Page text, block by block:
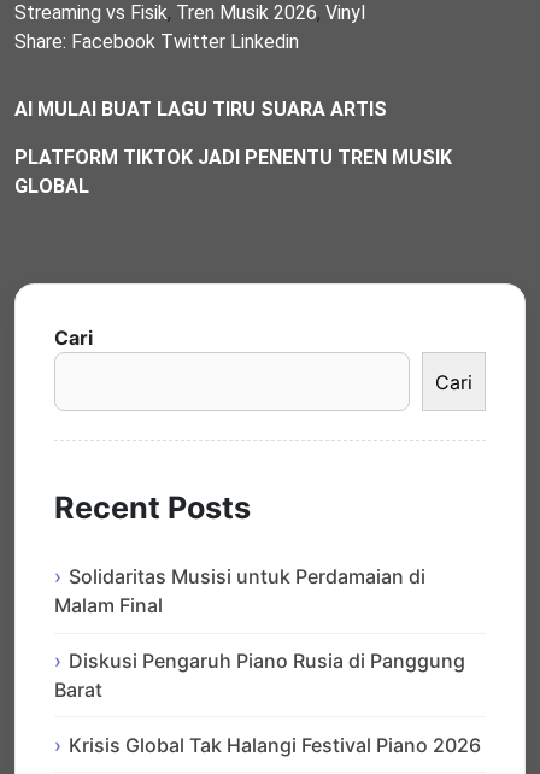
Streaming vs Fisik, Tren Musik 2026, Vinyl
Share: Facebook Twitter Linkedin
AI MULAI BUAT LAGU TIRU SUARA ARTIS
PLATFORM TIKTOK JADI PENENTU TREN MUSIK
GLOBAL
Cari
Cari
Recent Posts
Solidaritas Musisi untuk Perdamaian di
Malam Final
Diskusi Pengaruh Piano Rusia di Panggung
Barat
Krisis Global Tak Halangi Festival Piano 2026